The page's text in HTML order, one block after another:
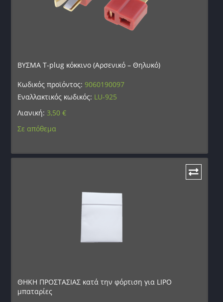
ΒΥΣΜΑ T-plug κόκκινο (Αρσενικό – Θηλυκό)
Κωδικός προϊόντος:9060190097
Εναλλακτικός κωδικός: LU-925
Λιανική: 3,50€
Σε απόθεμα
ΘΗΚΗ ΠΡΟΣΤΑΣΙΑΣ κατά την φόρτιση για LIPO
μπαταρίες